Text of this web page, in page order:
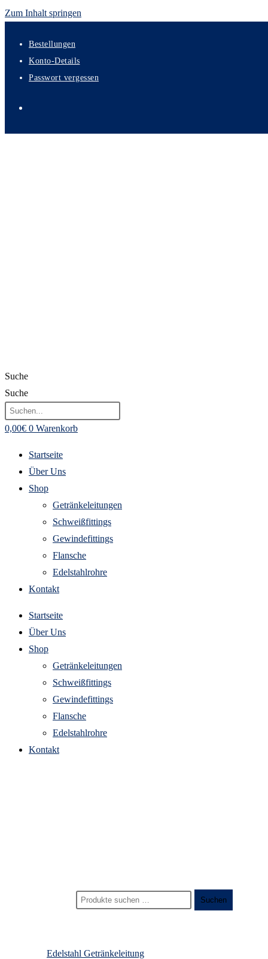
Zum Inhalt springen
Bestellungen
Konto-Details
Passwort vergessen
Suche
Suche
0,00€ 0 Warenkorb
Startseite
Über Uns
Shop
Getränkeleitungen
Schweißfittings
Gewindefittings
Flansche
Edelstahlrohre
Kontakt
Startseite
Über Uns
Shop
Getränkeleitungen
Schweißfittings
Gewindefittings
Flansche
Edelstahlrohre
Kontakt
Suchen
Edelstahl Getränkeleitung